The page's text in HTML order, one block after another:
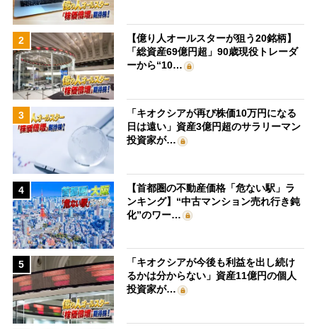
2
【億り人オールスターが狙う20銘柄】
「総資産69億円超」90歳現役トレーダ
ーから“10…
3
「キオクシアが再び株価10万円になる
日は遠い」資産3億円超のサラリーマン
投資家が…
4
【首都圏の不動産価格「危ない駅」ラ
ンキング】“中古マンション売れ行き鈍
化”のワー…
5
「キオクシアが今後も利益を出し続け
るかは分からない」資産11億円の個人
投資家が…